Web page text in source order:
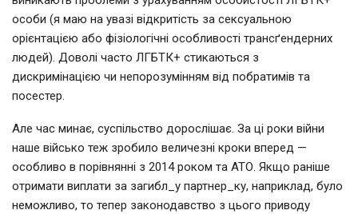
особи (я маю на увазі відкритість за сексуальною
орієнтацією або фізіологічні особливості трансґендерних
людей). Доволі часто ЛГБТК+ стикаються з
дискримінацією чи непорозумінням від побратимів та
посестер.
Але час минає, суспільство дорослішає. За ці роки війни
наше військо теж зробило величезні кроки вперед —
особливо в порівнянні з 2014 роком та АТО. Якщо раніше
отримати виплати за загибл_у партнер_ку, наприклад, було
неможливо, то тепер законодавство з цього приводу